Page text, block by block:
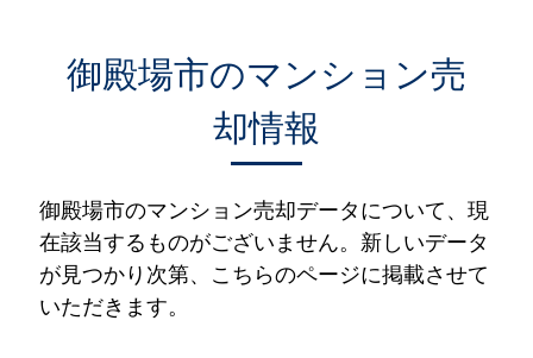
御殿場市のマンション売
却情報
御殿場市のマンション売却データについて、現
在該当するものがございません。新しいデータ
が見つかり次第、こちらのページに掲載させて
いただきます。